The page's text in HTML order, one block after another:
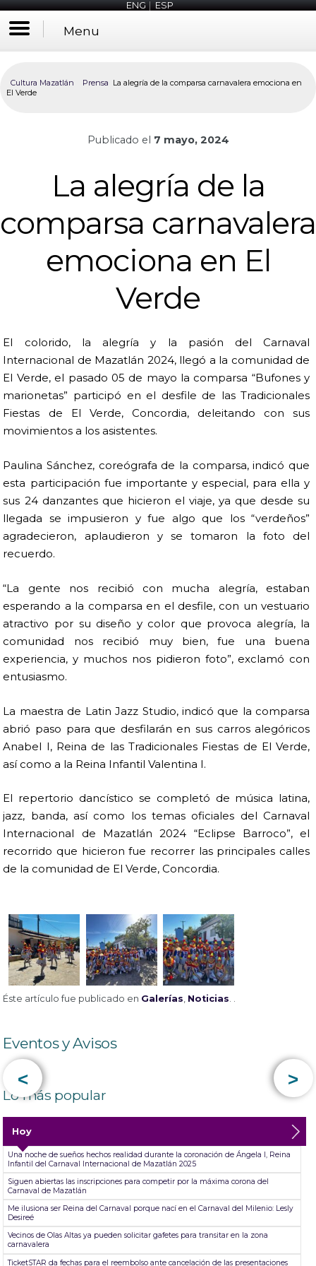
ENG|ESP
Menu
Cultura Mazatlán Prensa La alegría de la comparsa carnavalera emociona en
El Verde
Publicado el 7 mayo, 2024
La alegría de la
comparsa carnavalera
emociona en El
Verde
El colorido, la alegría y la pasión del Carnaval
Internacional de Mazatlán 2024, llegó a la comunidad de
El Verde, el pasado 05 de mayo la comparsa “Bufones y
marionetas” participó en el desfile de las Tradicionales
Fiestas de El Verde, Concordia, deleitando con sus
movimientos a los asistentes.
Paulina Sánchez, coreógrafa de la comparsa, indicó que
esta participación fue importante y especial, para ella y
sus 24 danzantes que hicieron el viaje, ya que desde su
llegada se impusieron y fue algo que los “verdeños”
agradecieron, aplaudieron y se tomaron la foto del
recuerdo.
“La gente nos recibió con mucha alegría, estaban
esperando a la comparsa en el desfile, con un vestuario
atractivo por su diseño y color que provoca alegría, la
comunidad nos recibió muy bien, fue una buena
experiencia, y muchos nos pidieron foto”, exclamó con
entusiasmo.
La maestra de Latin Jazz Studio, indicó que la comparsa
abrió paso para que desfilarán en sus carros alegóricos
Anabel I, Reina de las Tradicionales Fiestas de El Verde,
así como a la Reina Infantil Valentina I.
El repertorio dancístico se completó de música latina,
jazz, banda, así como los temas oficiales del Carnaval
Internacional de Mazatlán 2024 “Eclipse Barroco”, el
recorrido que hicieron fue recorrer las principales calles
de la comunidad de El Verde, Concordia.
Éste artículo fue publicado en Galerías Noticias
Eventos y Avisos
< >
Lo más popular
Hoy
Una noche de sueños hechos realidad durante la coronación de Ángela I, Reina
Infantil del Carnaval Internacional de Mazatlán 2025
Siguen abiertas las inscripciones para competir por la máxima corona del
Carnaval de Mazatlán
Me ilusiona ser Reina del Carnaval porque nací en el Carnaval del Milenio: Lesly
Desireé
Vecinos de Olas Altas ya pueden solicitar gafetes para transitar en la zona
carnavalera
TicketSTAR da fechas para el reembolso ante cancelación de las presentaciones